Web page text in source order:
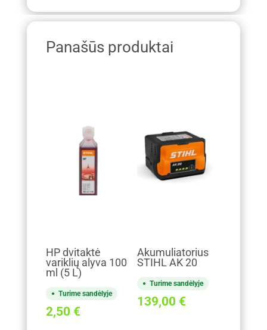
Panašūs produktai
HP dvitaktė
variklių alyva 100
ml (5 L)
Turime sandėlyje
2,50 €
Akumuliatorius
STIHL AK 20
Turime sandėlyje
139,00 €